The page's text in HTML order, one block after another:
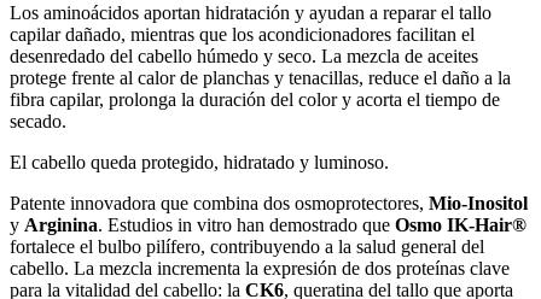
Los aminoácidos aportan hidratación y ayudan a reparar el tallo
capilar dañado, mientras que los acondicionadores facilitan el
desenredado del cabello húmedo y seco. La mezcla de aceites
protege frente al calor de planchas y tenacillas, reduce el daño a la
fibra capilar, prolonga la duración del color y acorta el tiempo de
secado.
El cabello queda protegido, hidratado y luminoso.
Patente innovadora que combina dos osmoprotectores, Mio-Inositol
y Arginina. Estudios in vitro han demostrado que Osmo IK-Hair®
fortalece el bulbo pilífero, contribuyendo a la salud general del
cabello. La mezcla incrementa la expresión de dos proteínas clave
para la vitalidad del cabello: la CK6, queratina del tallo que aporta